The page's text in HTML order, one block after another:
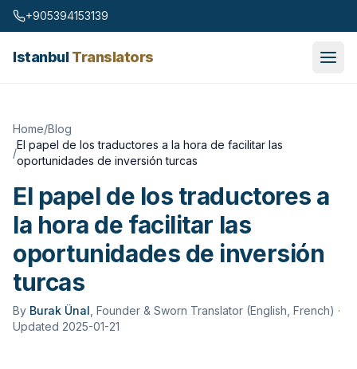
Skip to content
+905394153139
IstanbulTranslators
Home/Blog
/
El papel de los traductores a la hora de facilitar las
oportunidades de inversión turcas
El papel de los traductores a
la hora de facilitar las
oportunidades de inversión
turcas
By Burak Ünal Founder & Sworn Translator (English, French) ·
Updated 2025-01-21